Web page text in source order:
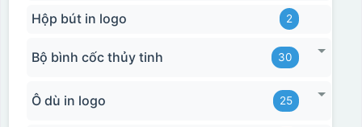
Hộp bút in logo 2
Bộ bình cốc thủy tinh 30
Ô dù in logo 25